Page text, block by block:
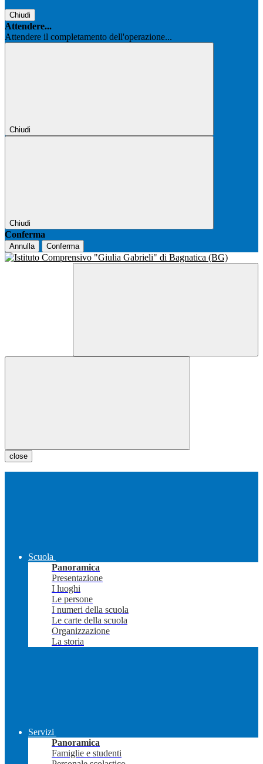
Chiudi
Attendere...
Attendere il completamento dell'operazione...
Chiudi
Chiudi
Conferma
Annulla Conferma
close
Scuola
Panoramica
Presentazione
I luoghi
Le persone
I numeri della scuola
Le carte della scuola
Organizzazione
La storia
Servizi
Panoramica
Famiglie e studenti